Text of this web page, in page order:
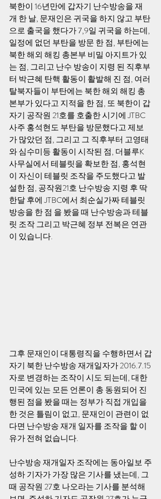
북한이 16년만에 갑자기 난수방송을 재
개 한 날, 문재인은 귀국을 하지 않고 부탄
으로 출국을 했다가 7,9일 귀국을 하는데,
일정에 없던 부탄을 방문 한 점, 부탄에는
북한 해외 해킹 총본부 비밀 아지트가 있
는 점, 그리고 난수 방송이 지령 된 직후부
터 박근혜 탄핵 활동이 활발해 진 점, 여러
탈북자들이 부탄에는 북한 해외 해킹 총
본부가 있다고 지적을 한 점, 또 북한이 갑
자기 공작원 21호를 호출한 시기에 JTBC
사주 홍석현도 부탄을 방문했다고 제보
가 많았던 점, 그리고 그 직후부터 고영태
와 심수미등 활동이 시작된 점, 더블루K
사무실에서 테블릿을 확보한 점, 홍석현
이 자신이 테블릿 조작을 주도했다고 발
설한 점, 공작원21호 난수방송 지령 후 딱
한달 후에 JTBC에서 최순실가짜 테블릿
방송을 한 점 을 봤을 때 난수방송과 테블
릿 조작 그리고 박근혜 정부 전복은 연관
이 있습니다.
그후 문재인이 대통령직을 수행하면서 갑
자기 북한 난수방송 재개일자가 2016.7.15
자로 변경하는 조작이 시도 되는데, 대한
민국에 있는 모든 언론이 총 동원되어 진
행된 점을 봤을 때는 정부가 직접 개입을
한 것은 틀림이 없고, 문재인이 관련이 없
다면 난수방송 재개 일자를 조작을 할 이
유가 전혀 없습니다.
난수방송 재개일자 조작에는 동아일보 주
성하 기자가 가장 많은 기사를 냈는데, 그
때 공작원 27호 나오라는 기사를 분석해